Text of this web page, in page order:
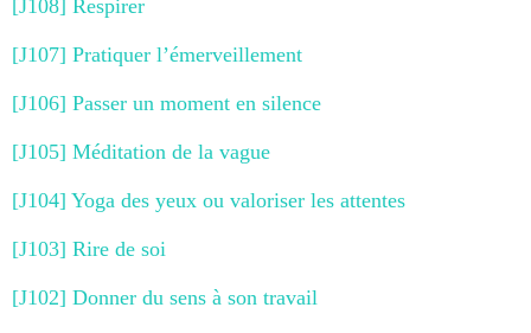
[J108] Respirer
[J107] Pratiquer l’émerveillement
[J106] Passer un moment en silence
[J105] Méditation de la vague
[J104] Yoga des yeux ou valoriser les attentes
[J103] Rire de soi
[J102] Donner du sens à son travail